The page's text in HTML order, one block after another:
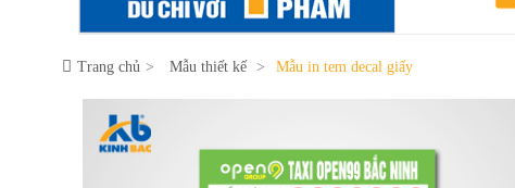
Trang chủ Mẫu thiết kế Mẫu in tem decal giấy